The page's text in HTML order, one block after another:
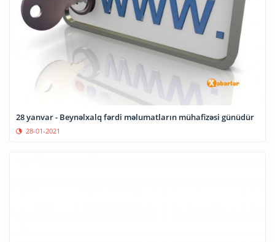
28 yanvar - Beynəlxalq fərdi məlumatların mühafizəsi günüdür
28-01-2021